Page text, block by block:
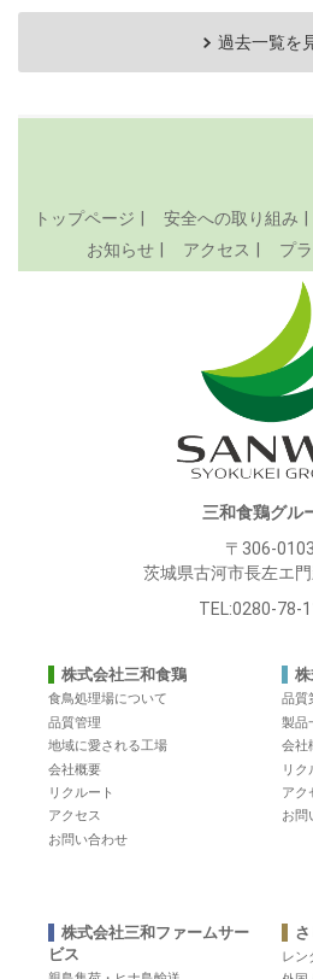
過去一覧を
トップページ 安全への取り組み
お知らせ
アクセス プ
三和食鶏グル
〒306-0103
茨城県古河市長左エ
TEL:0280-78-
株式会社三和食鶏
食鳥処理場について
品質管理
地域に愛される工場
会社概要
リクルート
アクセス
お問い合わせ
品質
製品
会社
リク
アク
お問
株式会社三和ファームサー
ビス
レン